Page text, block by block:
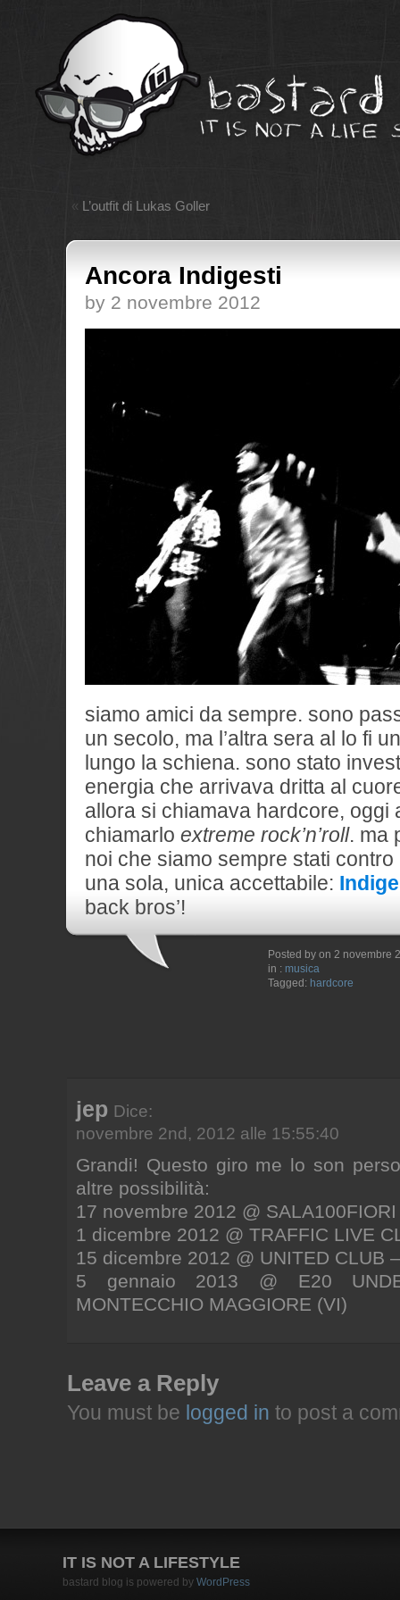
« L’outfit di Lukas Goller
Ancora Indigesti
by 2 novembre 2012
siamo amici da sempre. sono
un secolo, ma l’altra sera al lo fi
lungo la schiena. sono stato
energia che arrivava dritta al
allora si chiamava hardcore, oggi
chiamarlo extreme rock’n’roll. ma
noi che siamo sempre stati contro
una sola, unica accettabile:
back bros’!
Posted by on 2 novembre
in : musica
Tagged: hardcore
jep Dice:
novembre 2nd, 2012 alle 15:55:40
Grandi! Questo giro me lo son
altre possibilità:
17 novembre 2012 @
1 dicembre 2012 @ TRAFFIC LIVE
15 dicembre 2012 @ UNITED CLUB
5 gennaio 2013 @ E20
MONTECCHIO MAGGIORE (VI)
Leave a Reply
You must be logged in to post a
IT IS NOT A LIFESTYLE
bastard blog is powered by WordPress